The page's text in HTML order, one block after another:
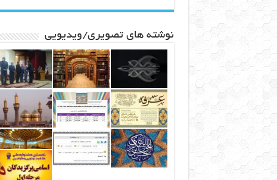
نوشته های تصویری/ویدیویی